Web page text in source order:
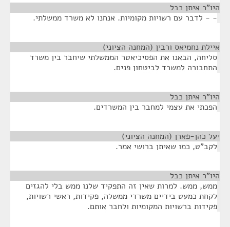
היו"ר איתן כבל
- - לדבר עם רשויות מקומיות. אנחנו לא משרד ממשלתי.
איילת נחמיאס ורבין (המחנה הציוני)
סליחה, הבאנו את הפסיכיאטר הממשלתי שיחבר בין משרד
התחבורה למשרד לביטחון פנים.
היו"ר איתן כבל
הפכתי את עצמי למחבר בין המשרדים.
יעל כהן-פארן (המחנה הציוני)
לקב"ט, כמו שאיתן ברושי אמר.
היו"ר איתן כבל
ממש, ממש. למרות שאין זה התפקיד שלנו ממש בלי להגזים
לקחת כמעט בידיים משרדי ממשלה, פקידות, ראשי רשויות,
פקידות ברשויות המקומיות ולחבר אותם.